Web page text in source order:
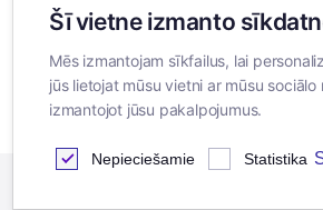
Šī vietne izmanto
Mēs izmantojam sīkfailus, lai
jūs lietojat mūsu vietni ar mūsu
izmantojot jūsu pakalpojumus.
Nepieciešamie Statistika